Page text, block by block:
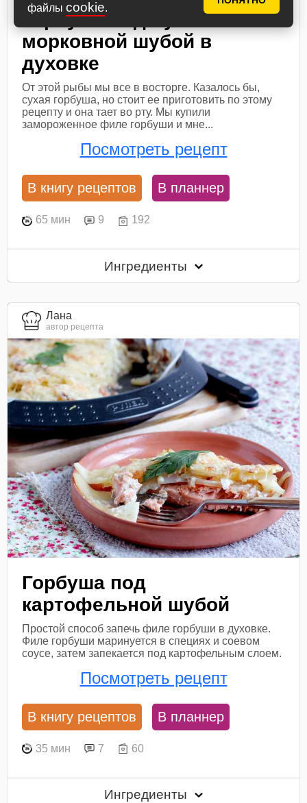
файлы cookie.
Горбуша под луково-
морковной шубой в
духовке
От этой рыбы мы все в восторге. Казалось бы,
сухая горбуша, но стоит ее приготовить по этому
рецепту и она тает во рту. Мы купили
замороженное филе горбуши и мне...
Посмотреть рецепт
В книгу рецептов В планнер
65 мин 9 192
Ингредиенты
Лана
автор рецепта
Горбуша под
картофельной шубой
Простой способ запечь филе горбуши в духовке.
Филе горбуши маринуется в специях и соевом
соусе, затем запекается под картофельным слоем.
Посмотреть рецепт
В книгу рецептов В планнер
35 мин 7 60
Ингредиенты